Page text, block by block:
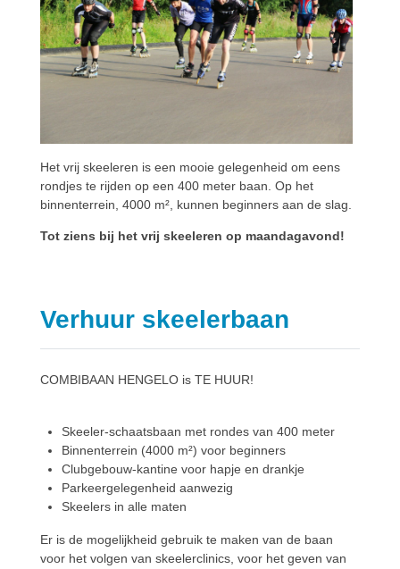
Verhuur skeelerbaan
COMBIBAAN HENGELO is TE HUUR!
Skeeler-schaatsbaan met rondes van 400 meter
Binnenterrein (4000 m²) voor beginners
Clubgebouw-kantine voor hapje en drankje
Parkeergelegenheid aanwezig
Skeelers in alle maten
Er is de mogelijkheid gebruik te maken van de baan
voor het volgen van skeelerclinics, voor het geven van
Het vrij skeeleren is een mooie gelegenheid om eens
rondjes te rijden op een 400 meter baan. Op het
binnenterrein, 4000 m², kunnen beginners aan de slag.
Tot ziens bij het vrij skeeleren op maandagavond!